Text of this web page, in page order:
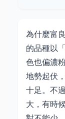
為什麼富
的品種以
色也偏濃
地勢起伏
十足。不
大，有時